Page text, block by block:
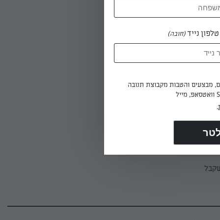
נייד(חובה)
מבצעים והטבות מקבוצת תנובה
.